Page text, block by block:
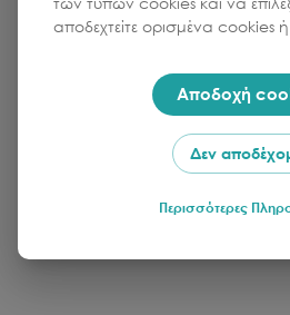
αποδεχτείτε ορισμένα cookies ή
Αποδοχή
Δεν
Περισσότερες